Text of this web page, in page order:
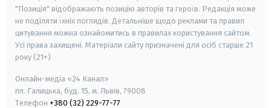
"Позиція" відображають позицію авторів та героїв. Редакція може
не поділяти їхніх поглядів. Детальніше щодо реклами та правил
цитування можна ознайомитись в правилах користування сайтом.
Усі права захищені. Матеріали сайту призначені для осіб старше 21
року (21+)
Онлайн-медіа «24 Канал»
пл. Галицька, буд. 15, м. Львів, 79008
Телефон +380 (32) 229-77-77